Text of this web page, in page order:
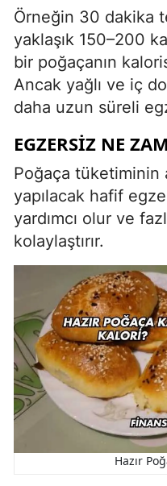
Örneğin 30 dakika
yaklaşık 150–200
bir poğaçanın
Ancak yağlı ve iç
daha uzun süreli
EGZERSIZ NE
Poğaça tüketiminin
yapılacak hafif
yardımcı olur ve
kolaylaştırır.
Hazır